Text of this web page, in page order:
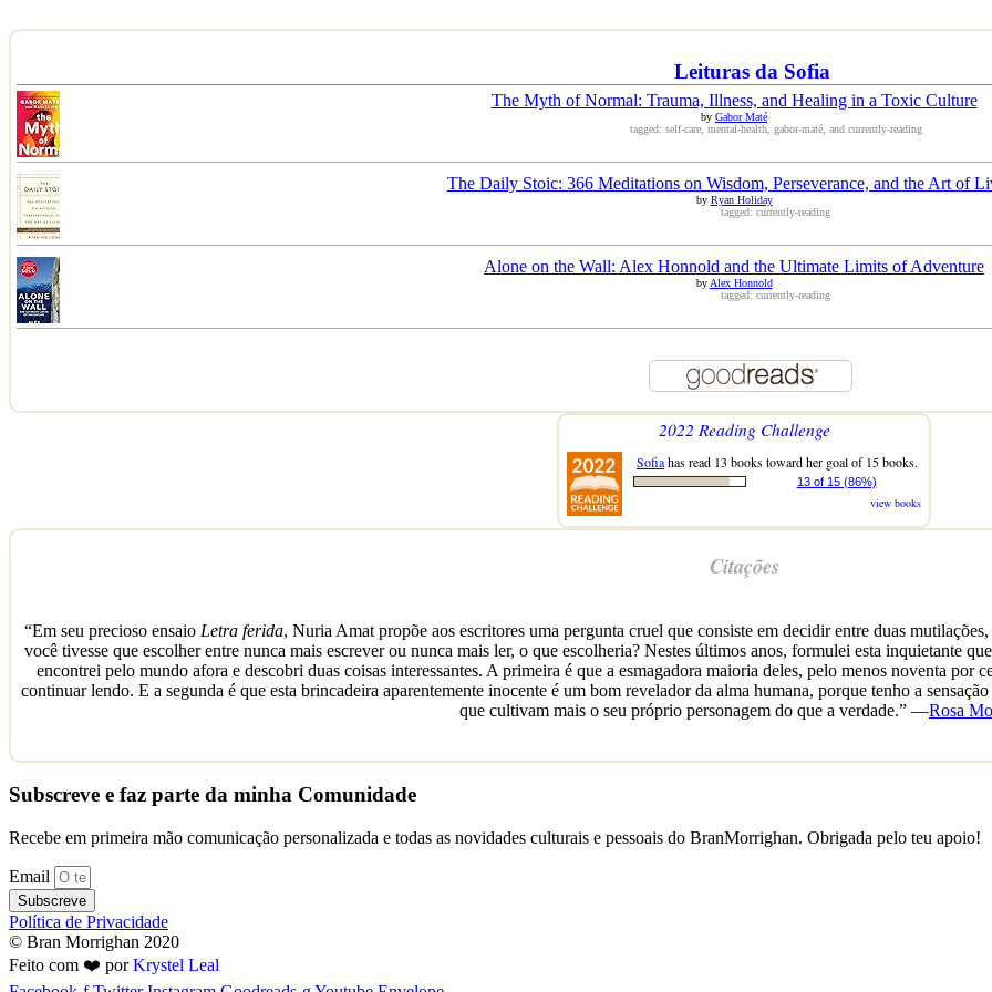
Leituras da Sofia
The Myth of Normal: Trauma, Illness, and Healing in a Toxic Culture
by Gabor Maté
tagged: self-care, mental-health, gabor-maté, and currently-reading
The Daily Stoic: 366 Meditations on Wisdom, Perseverance, and the Art of
by Ryan Holiday
tagged: currently-reading
Alone on the Wall: Alex Honnold and the Ultimate Limits of Adventure
by Alex Honnold
tagged: currently-reading
2022 Reading Challenge
Sofiahas read 13 books toward her goal of 15 books.
13 of 15 (86%)
view books
Citações
“Em seu precioso ensaio Letra ferida, Nuria Amat propõe aos escritores uma pergunta cruel que consiste em decidir entre duas
você tivesse que escolher entre nunca mais escrever ou nunca mais ler, o que escolheria? Nestes últimos anos, formulei esta inquietante
encontrei pelo mundo afora e descobri duas coisas interessantes. A primeira é que a esmagadora maioria deles, pelo menos noventa por
continuar lendo. E a segunda é que esta brincadeira aparentemente inocente é um bom revelador da alma humana, porque tenho a
que cultivam mais o seu próprio personagem do que a verdade.” —Rosa
Subscreve e faz parte da minha Comunidade
Recebe em primeira mão comunicação personalizada e todas as novidades culturais e pessoais do BranMorrighan. Obrigada pelo teu apoio!
Email
Subscreve
Política de Privacidade
© Bran Morrighan 2020
Feito com ❤️ porKrystel Leal